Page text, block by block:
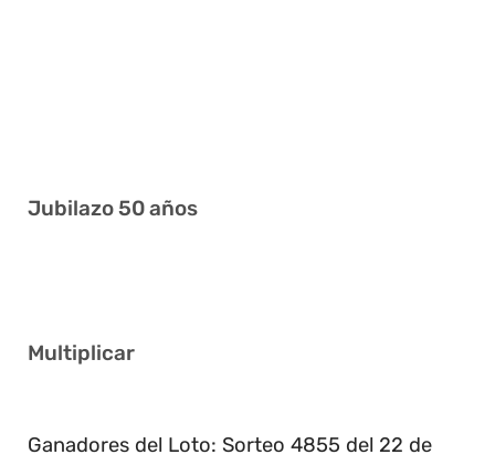
Jubilazo 50 años
Multiplicar
Ganadores del Loto: Sorteo 4855 del 22 de